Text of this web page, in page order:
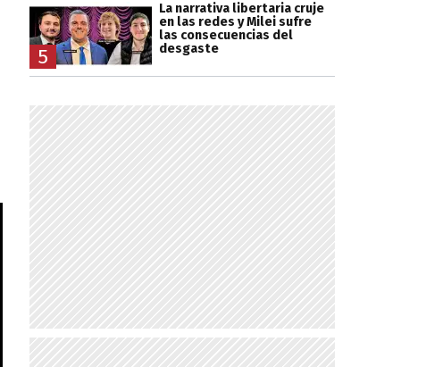
5
La narrativa libertaria cruje
en las redes y Milei sufre
las consecuencias del
desgaste